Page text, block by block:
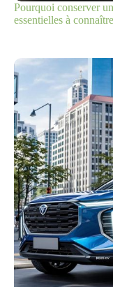
Pourquoi conserver
essentielles à connaître